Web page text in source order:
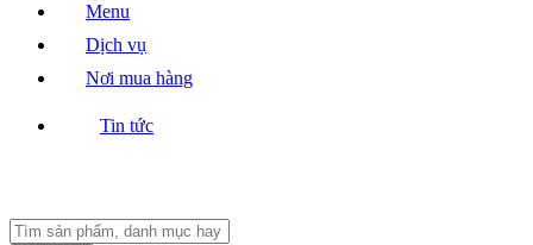
Menu
Dịch vụ
Nơi mua hàng
Tin tức